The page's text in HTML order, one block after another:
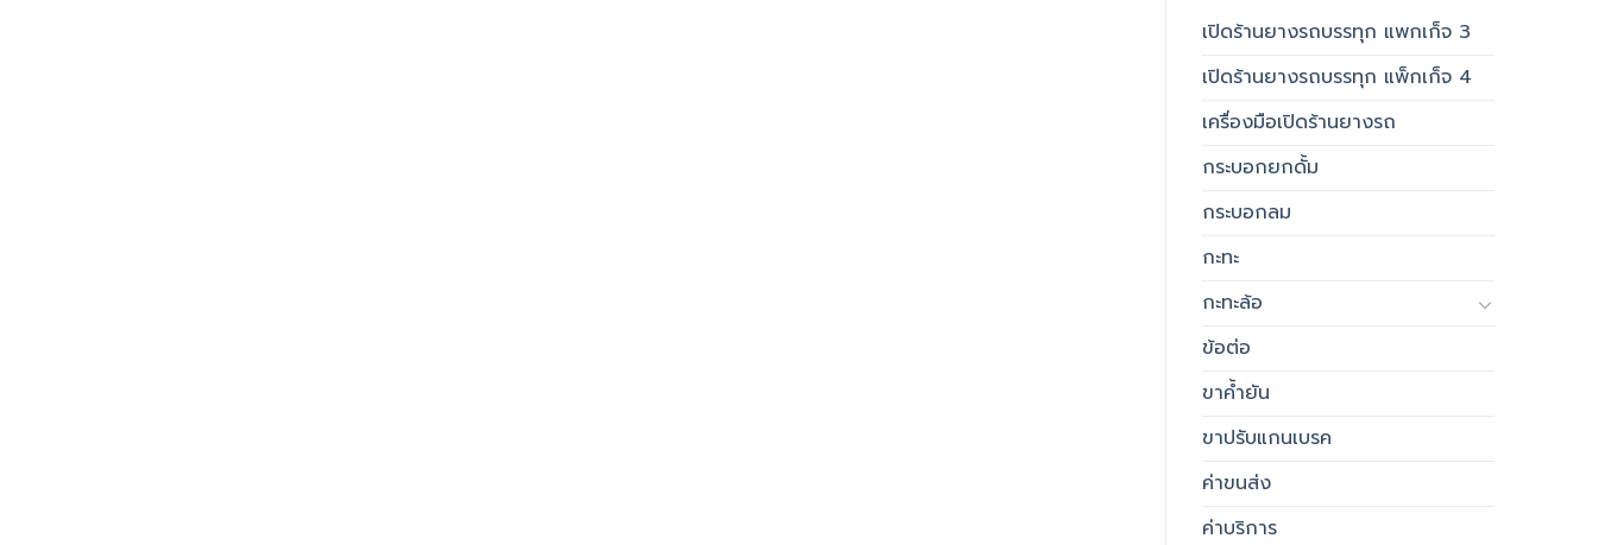
เปิดร้านยางรถบรรทุก แพกเก็จ 3
เปิดร้านยางรถบรรทุก แพ็กเก็จ 4
เครื่องมือเปิดร้านยางรถ
กระบอกยกดั้ม
กระบอกลม
กะทะ
กะทะล้อ
ข้อต่อ
ขาค้ำยัน
ขาปรับแกนเบรค
ค่าขนส่ง
ค่าบริการ